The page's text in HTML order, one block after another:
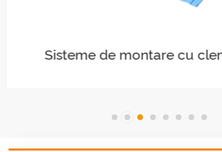
Sisteme de montare